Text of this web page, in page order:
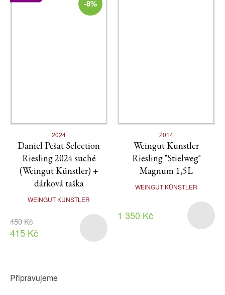
-8%
2024
Daniel Pešat Selection
Riesling 2024 suché
(Weingut Künstler) +
dárková taška
WEINGUT KÜNSTLER
450 Kč
415 Kč
2014
Weingut Kunstler
Riesling "Stielweg"
Magnum 1,5L
WEINGUT KÜNSTLER
1 350 Kč
Připravujeme